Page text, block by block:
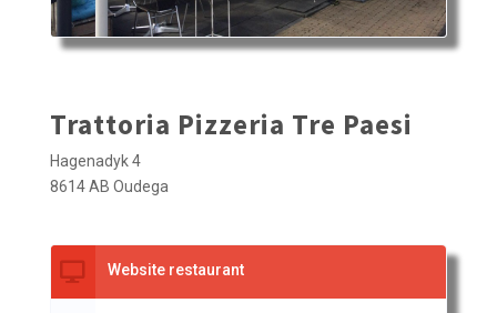
Trattoria Pizzeria Tre Paesi
Hagenadyk 4
8614 AB Oudega
Website restaurant